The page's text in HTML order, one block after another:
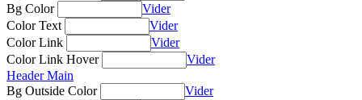
Bg Color
Vider
Color Text
Vider
Color Link
Vider
Color Link Hover
Vider
Header Main
Bg Outside Color
Vider